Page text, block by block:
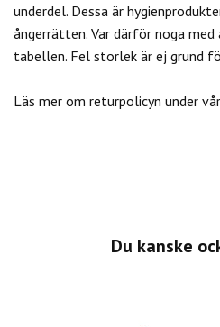
underdel. Dessa är
ångerrätten. Var därför noga
tabellen. Fel storlek är ej grund
Läs mer om returpolicyn under